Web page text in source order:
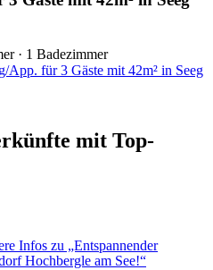
· 1 Badezimmer
App. für 3 Gäste mit 42m² in Seeg
mit Top-
Infos zu „Entspannender
Hochbergle am See!“